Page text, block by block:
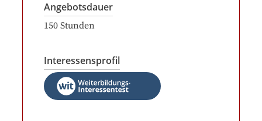
Angebotsdauer
150 Stunden
Interessensprofil